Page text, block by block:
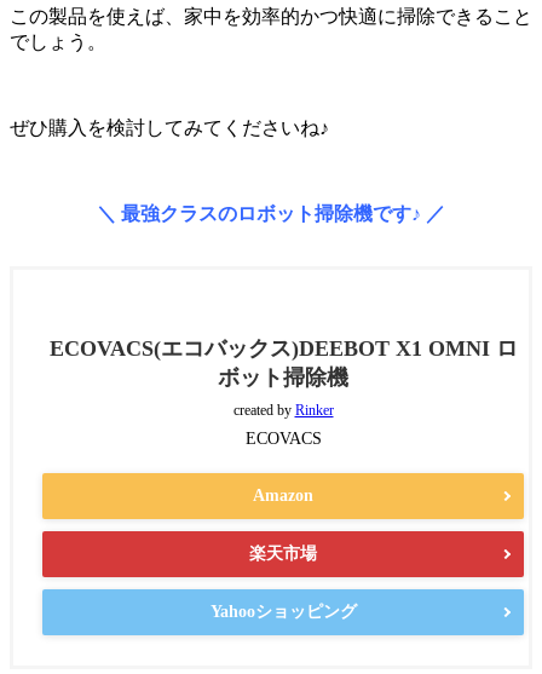
この製品を使えば、家中を効率的かつ快適に掃除できること
でしょう。
ぜひ購入を検討してみてくださいね♪
＼ 最強クラスのロボット掃除機です♪ ／
ECOVACS(エコバックス)DEEBOT X1 OMNI ロ
ボット掃除機
created by Rinker
ECOVACS
Amazon
楽天市場
Yahooショッピング